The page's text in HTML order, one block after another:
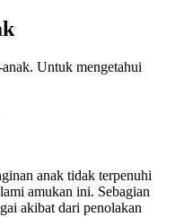
Untuk mengetahui
anak tidak terpenuhi
amukan ini. Sebagian
akibat dari penolakan